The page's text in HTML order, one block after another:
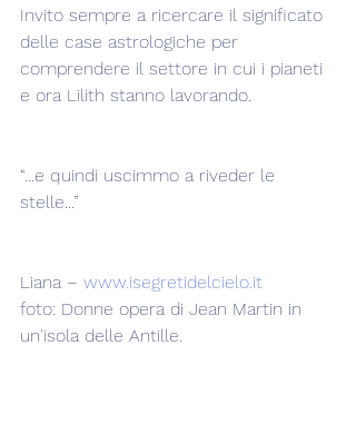
Invito sempre a ricercare il significato
delle case astrologiche per
comprendere il settore in cui i pianeti
e ora Lilith stanno lavorando.
“...e quindi uscimmo a riveder le
stelle...”
Liana – www.isegretidelcielo.it
foto: Donne opera di Jean Martin in
un'isola delle Antille.